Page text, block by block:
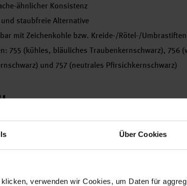
Über Cookies
verwenden wir Cookies, um Daten für
ähnlicher Konsistenz
staubfreie Alternative
mit Zeichenkohle bzw. Kreide-/Rötel-/Umbrastiften
755 (kühles, bläuliches Traubenkernschwarz), 756
und 757 (neutrales Pfirsichkernschwarz)